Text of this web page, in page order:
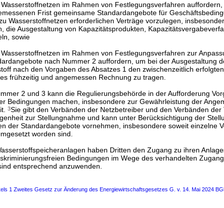
im Rahmen von Festlegungsverfahren
Frist gemeinsame Standardangebote für
Wasserstoffnetzen erforderlichen Verträge vorzulegen,
die Ausgestaltung von Kapazitätsprodukten,
sowie
im Rahmen von Festlegungsverfahren zur
nach Nummer 2 auffordern, um bei der Ausgestaltung
nach den Vorgaben des Absatzes 1 den zwischenzeitlich
frühzeitig und angemessen Rechnung zu tragen.
2 und 3 kann die Regulierungsbehörde in der Aufforderung
Bedingungen machen, insbesondere zur Gewährleistung der
3Sie gibt den Verbänden der Netzbetreiber und den Verbänden der
zur Stellungnahme und kann unter Berücksichtigung der
der Standardangebote vornehmen, insbesondere soweit einzelne
worden sind.
haben Dritten den Zugang zu ihren
Bedingungen im Wege des verhandelten
entsprechend anzuwenden.
1 Zweites Gesetz zur Änderung des Energiewirtschaftsgesetzes G. v. 14. Mai 2024